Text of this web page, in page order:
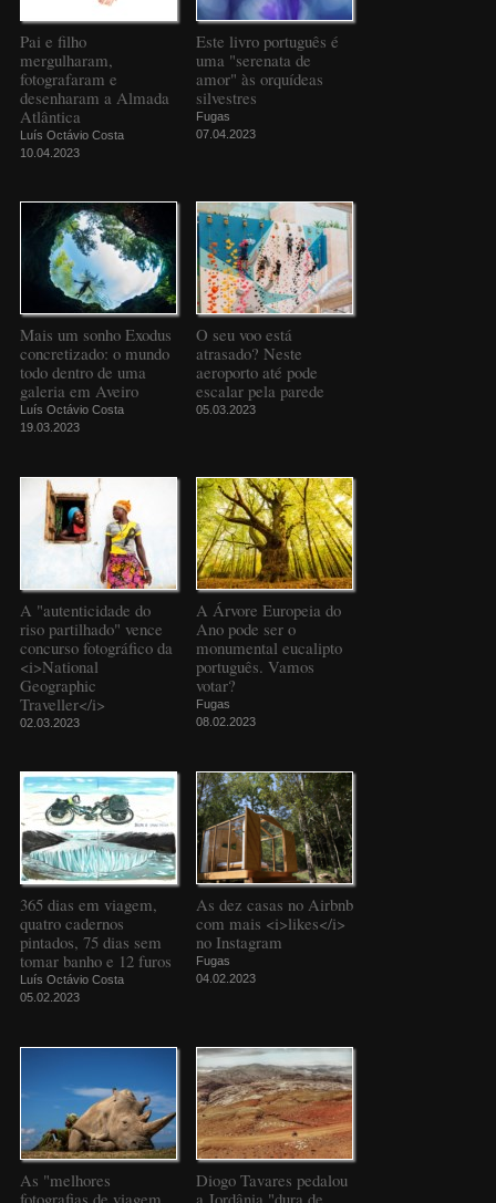
Pai e filho
mergulharam,
fotografaram e
desenharam a Almada
Atlântica
Luís Octávio Costa
10.04.2023
Este livro português é
uma "serenata de
amor" às orquídeas
silvestres
Fugas
07.04.2023
Mais um sonho Exodus
concretizado: o mundo
todo dentro de uma
galeria em Aveiro
Luís Octávio Costa
19.03.2023
O seu voo está
atrasado? Neste
aeroporto até pode
escalar pela parede
05.03.2023
A "autenticidade do
riso partilhado" vence
concurso fotográfico da
<i>National
Geographic
Traveller</i>
02.03.2023
A Árvore Europeia do
Ano pode ser o
monumental eucalipto
português. Vamos
votar?
Fugas
08.02.2023
365 dias em viagem,
quatro cadernos
pintados, 75 dias sem
tomar banho e 12 furos
Luís Octávio Costa
05.02.2023
As dez casas no Airbnb
com mais <i>likes</i>
no Instagram
Fugas
04.02.2023
As "melhores
fotografias de viagem
Diogo Tavares pedalou
a Jordânia "dura de